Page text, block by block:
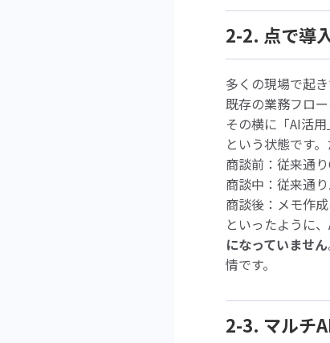
2-2. 点で導
多くの現場で起き
既存の業務フロ
その横に「AI活
という状態です
商談前：従来通
商談中：従来通
商談後：メモ作
といったように
になっていません
情です。
2-3. マルチ